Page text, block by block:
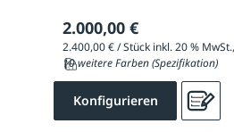
2.000,00 €
10 weitere Farben (Spezifikation)
Konfigurieren